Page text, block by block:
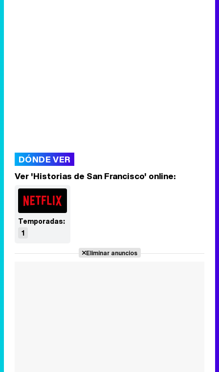
DÓNDE VER
Ver 'Historias de San Francisco' online:
Temporadas:
1
Eliminar anuncios